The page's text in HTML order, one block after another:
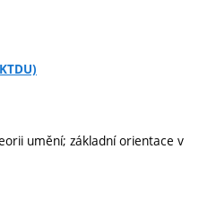
umění; základní orientace v